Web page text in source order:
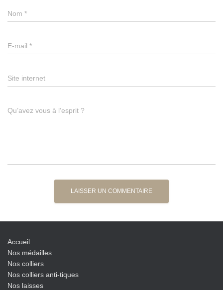
Nom *
E-mail *
Site internet
Qu’avez vous à l’esprit ?
Accueil
Nos médailles
Nos colliers
Nos colliers anti-tiques
Nos laisses